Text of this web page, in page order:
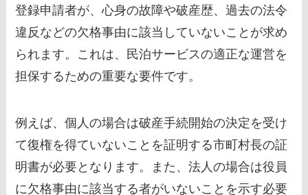
登録申請者が、心身の故障や破産歴、過去の法令
違反などの欠格事由に該当していないことが求め
られます。これは、民泊サービスの適正な運営を
担保するための重要な要件です。
例えば、個人の場合は破産手続開始の決定を受け
て復権を得ていないことを証明する市町村長の証
明書が必要となります。また、法人の場合は役員
に欠格事由に該当する者がいないことを示す必要